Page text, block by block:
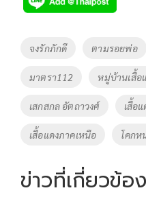
b
o
k
er y
Li
n
k
Tags
จงรักภักดี ตามรอยพ่อ
มาตรา112 หมู่บ้านเสื้อ
เสกสกล อัตถาวงศ์ เสื้อแ
เสื้อแดงภาคเหนือ โคกห
ข่าวที่เกี่ยวข้อง